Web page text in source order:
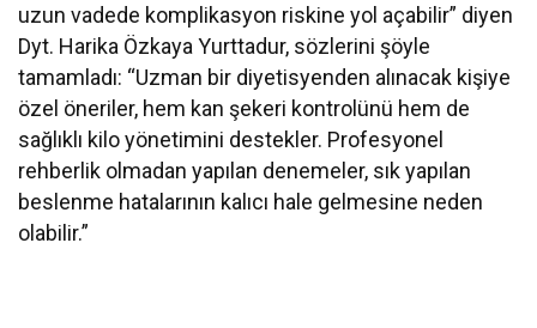
uzun vadede komplikasyon riskine yol açabilir” diyen
Dyt. Harika Özkaya Yurttadur, sözlerini şöyle
tamamladı: “Uzman bir diyetisyenden alınacak kişiye
özel öneriler, hem kan şekeri kontrolünü hem de
sağlıklı kilo yönetimini destekler. Profesyonel
rehberlik olmadan yapılan denemeler, sık yapılan
beslenme hatalarının kalıcı hale gelmesine neden
olabilir.”